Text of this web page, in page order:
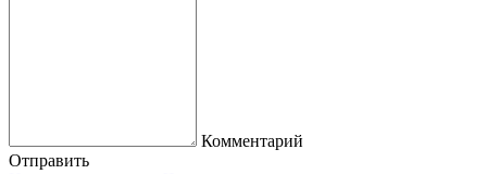
Комментарий
Отправить